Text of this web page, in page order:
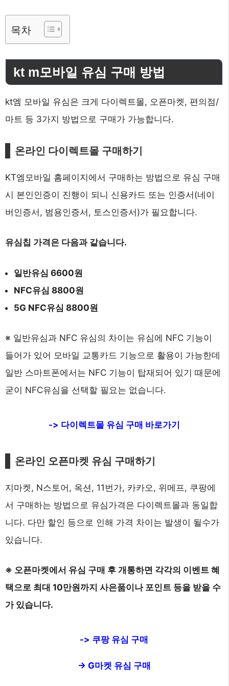
목차
kt m모바일 유심 구매 방법
kt엠 모바일 유심은 크게 다이렉트몰, 오픈마켓, 편의점/
마트 등 3가지 방법으로 구매가 가능합니다.
온라인 다이렉트몰 구매하기
KT엠모바일 홈페이지에서 구매하는 방법으로 유심 구매
시 본인인증이 진행이 되니 신용카드 또는 인증서(네이
버인증서, 범용인증서, 토스인증서)가 필요합니다.
유심칩 가격은 다음과 같습니다.
일반유심 6600원
NFC유심 8800원
5G NFC유심 8800원
※ 일반유심과 NFC 유심의 차이는 유심에 NFC 기능이
들어가 있어 모바일 교통카드 기능으로 활용이 가능한데
일반 스마트폰에서는 NFC 기능이 탑재되어 있기 때문에
굳이 NFC유심을 선택할 필요는 없습니다.
-> 다이렉트몰 유심 구매 바로가기
온라인 오픈마켓 유심 구매하기
지마켓, N스토어, 옥션, 11번가, 카카오, 위메프, 쿠팡에
서 구매하는 방법으로 유심가격은 다이렉트몰과 동일합
니다. 다만 할인 등으로 인해 가격 차이는 발생이 될수가
있습니다.
※ 오픈마켓에서 유심 구매 후 개통하면 각각의 이벤트 혜
택으로 최대 10만원까지 사은품이나 포인트 등을 받을 수
가 있습니다.
-> 쿠팡 유심 구매
-> G마켓 유심 구매